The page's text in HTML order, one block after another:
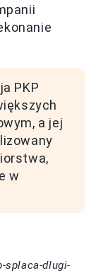
PKP
a jej
w
splaca-dlugi-